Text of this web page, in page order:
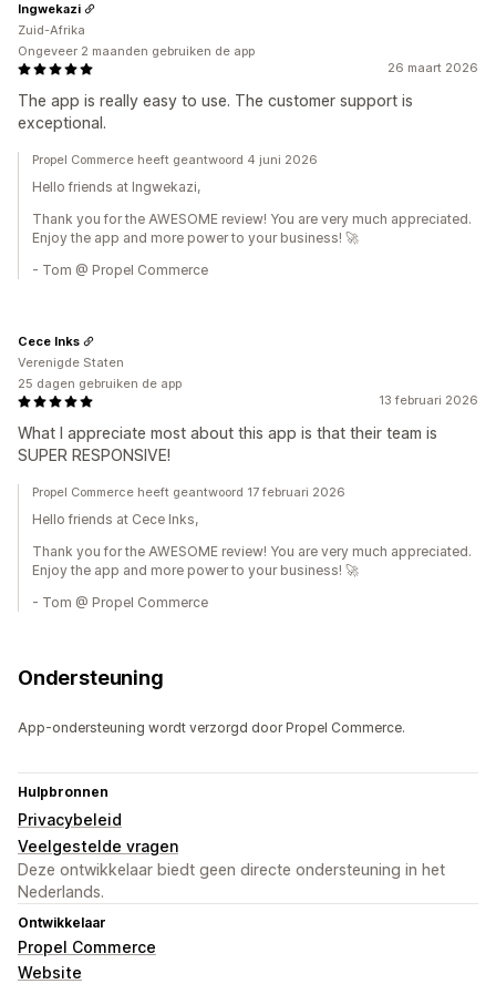
26 maart 2026
The app is really easy to use. The customer support is
exceptional.
Ingwekazi
Zuid-Afrika
Ongeveer 2 maanden gebruiken de app
Propel Commerce heeft geantwoord 4 juni 2026
Hello friends at Ingwekazi,
Thank you for the AWESOME review! You are very much appreciated.
Enjoy the app and more power to your business! 🚀
- Tom @ Propel Commerce
13 februari 2026
What I appreciate most about this app is that their team is
SUPER RESPONSIVE!
Cece Inks
Verenigde Staten
25 dagen gebruiken de app
Propel Commerce heeft geantwoord 17 februari 2026
Hello friends at Cece Inks,
Thank you for the AWESOME review! You are very much appreciated.
Enjoy the app and more power to your business! 🚀
- Tom @ Propel Commerce
Ondersteuning
App-ondersteuning wordt verzorgd door Propel Commerce.
Hulpbronnen
Privacybeleid
Veelgestelde vragen
Deze ontwikkelaar biedt geen directe ondersteuning in het
Nederlands.
Ontwikkelaar
Propel Commerce
Website